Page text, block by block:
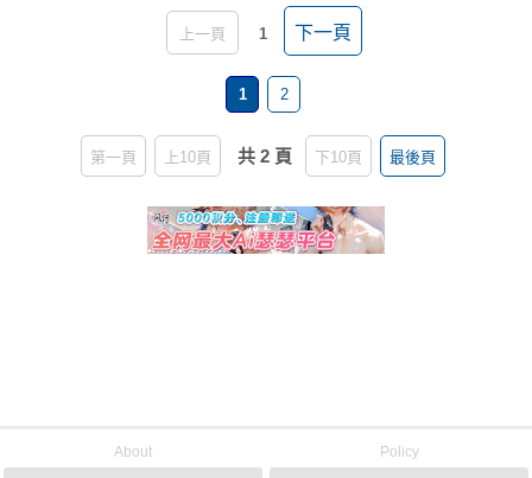
上一頁 1 下一頁
1 2
第一頁 上10頁 共 2 頁 下10頁 最後頁
About Policy